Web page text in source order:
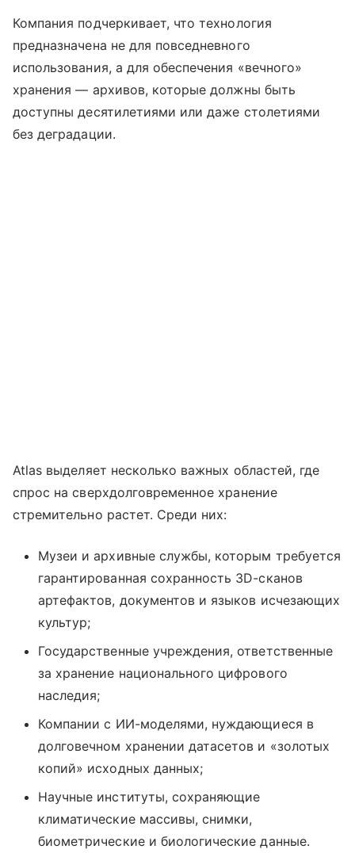
Компания подчеркивает, что технология
предназначена не для повседневного
использования, а для обеспечения «вечного»
хранения — архивов, которые должны быть
доступны десятилетиями или даже столетиями
без деградации.
Atlas выделяет несколько важных областей, где
спрос на сверхдолговременное хранение
стремительно растет. Среди них:
Музеи и архивные службы, которым требуется
гарантированная сохранность 3D-сканов
артефактов, документов и языков исчезающих
культур;
Государственные учреждения, ответственные
за хранение национального цифрового
наследия;
Компании с ИИ-моделями, нуждающиеся в
долговечном хранении датасетов и «золотых
копий» исходных данных;
Научные институты, сохраняющие
климатические массивы, снимки,
биометрические и биологические данные.